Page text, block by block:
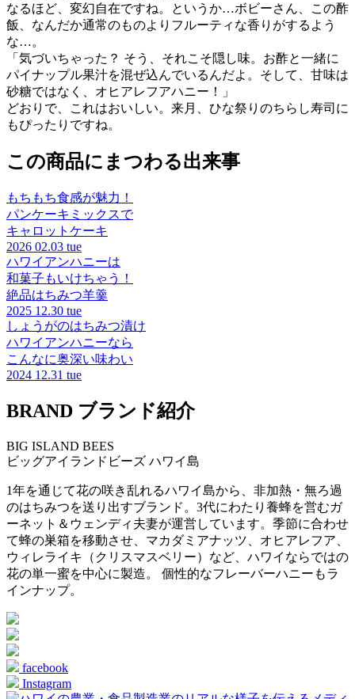
なるほど、変幻自在ですね。というか…ボビーさん、この酢
飯、なんだか通常のものよりフルーティな香りがするよう
な…。
「気づいちゃった？ そう、それこそ隠し味。お酢と一緒に
パイナップル果汁を混ぜ込んでいるんだよ。そして、甘味は
砂糖ではなく、オヒアレフアハニー！」
どおりで、これはおいしい。来月、ひな祭りのちらし寿司に
もぴったりですね。
この商品にまつわる出来事
もちもち食感が魅力！
パンケーキミックスで
キャロットケーキ
2026 02.03 tue
ハワイアンハニーは
和菓子もいけちゃう！
絶品はちみつ羊羹
2025 12.30 tue
しょうがのはちみつ漬け
ハワイアンハニーなら
こんなに奥深い味わい
2024 12.31 tue
BRAND ブランド紹介
BIG ISLAND BEES
ビッグアイランドビーズ ハワイ島
1年を通じて花の咲き乱れるハワイ島から、非加熱・無ろ過
のはちみつを送り出すブランド。3代にわたり養蜂を営むガ
ーネット＆ウェンディ夫妻が運営しています。季節に合わせ
て蜂の巣箱を移動させ、マカダミアナッツ、オヒアレフア、
ウィレライキ（クリスマスベリー）など、ハワイならではの
花の単一蜜を中心に製造。 個性的なフレーバーハニーもラ
インナップ。
facebook
Instagram